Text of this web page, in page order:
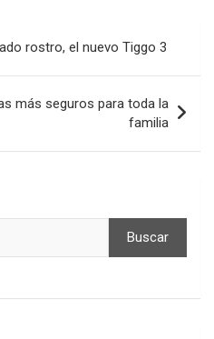
rostro, el nuevo Tiggo 3
más seguros para toda la
familia
Buscar